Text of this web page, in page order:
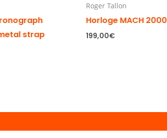
strap
Roger Tallon
Horloge MACH 2000
199,00€